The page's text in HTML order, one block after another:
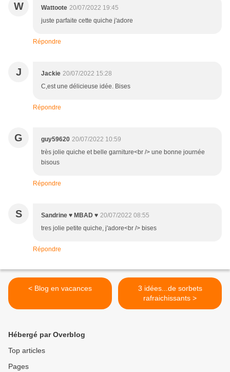
W Wattoote 20/07/2022 19:45
juste parfaite cette quiche j'adore
Répondre
J Jackie 20/07/2022 15:28
C,est une délicieuse idée. Bises
Répondre
G guy59620 20/07/2022 10:59
très jolie quiche et belle garniture<br /> une bonne journée
bisous
Répondre
S Sandrine ♥ MBAD ♥ 20/07/2022 08:55
tres jolie petite quiche, j'adore<br /> bises
Répondre
< Blog en vacances
3 idées...de sorbets
rafraichissants >
Hébergé par Overblog
Top articles
Pages